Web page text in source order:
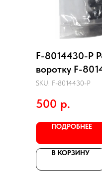
F-8014430-P
воротку F-
SKU: F-8014430-P
500 р.
ПОДРОБНЕЕ
В КОРЗИНУ